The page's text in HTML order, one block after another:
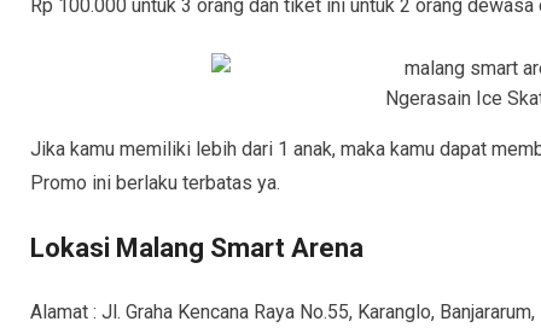
Rp 100.000 untuk 3 orang dan tiket ini untuk 2 orang dewasa
Ngerasain Ice
Jika kamu memiliki lebih dari 1 anak, maka kamu dapat
Promo ini berlaku terbatas ya.
Lokasi Malang Smart Arena
Alamat : Jl. Graha Kencana Raya No.55, Karanglo,